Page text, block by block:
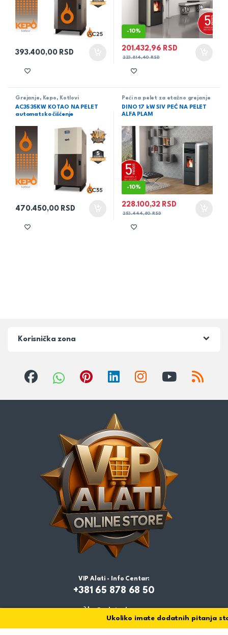
Dodaj u korpu
393.400,00 RSD
-10%
201.432,96 RSD
223.814,40RSD
Grejanje , Kepo , Kotlovi
AC35 35KW KOTAO NA PELET
automatsko čišćenje
470.450,00 RSD
Peći na pelet za etažno grejanje
DINO 17 kW SIV PEĆ NA PELET
ALFA PLAM
-10%
228.100,32 RSD
253.444,80RSD
Korisnička zona
VIP Alati - Info Centar:
+381 65 878 68 50
Ukoliko imate dodatnih pitanja